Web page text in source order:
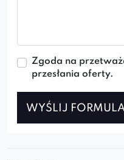
Zgoda na
przesłania oferty.
WYŚLIJ